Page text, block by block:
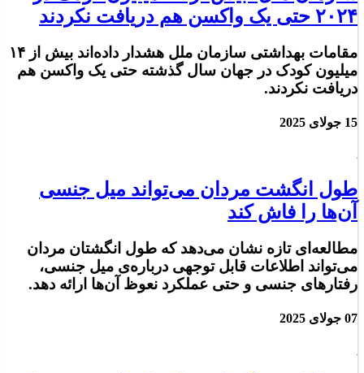
۲۰۲۴ حتی یک واکسن هم دریافت نکردند
مقامات بهداشتی سازمان ملل هشدار داده‌اند بیش از ۱۴
میلیون کودک در جهان سال گذشته حتی یک واکسن هم
دریافت نکردند.
15 جولای 2025
طول انگشت مردان می‌تواند میل جنسی
آن‌ها را فاش کند
مطالعه‌ای تازه نشان می‌دهد که طول انگشتان مردان
می‌تواند اطلاعات قابل توجهی درباره‌ی میل جنسی،
رفتارهای جنسی و حتی عملکرد نعوظ آن‌ها ارائه دهد.
07 جولای 2025